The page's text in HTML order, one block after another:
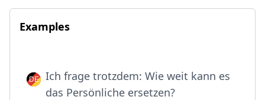
Examples
Ich frage trotzdem: Wie weit kann es
das Persönliche ersetzen?